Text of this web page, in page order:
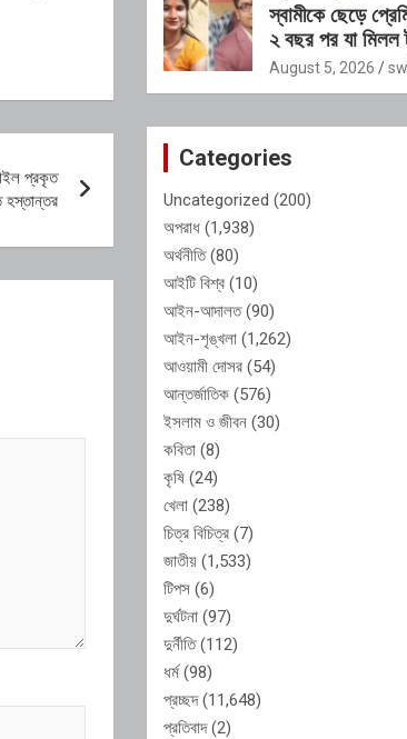
প্রকৃত
হস্তান্তর
স্বামীকে ছেড়ে
২ বছর পর যা মিলল
উঠছে সবাই
August 5, 2026
Categories
Uncategorized (200)
অপরাধ (1,938)
অর্থনীতি(80)
আইটি বিশ্ব (10)
আইন-আদালত(90)
আইন-শৃঙ্খলা (1,262)
আওয়ামী দোসর (54)
আন্তর্জাতিক (576)
ইসলাম ও জীবন (30)
কবিতা (8)
কৃষি (24)
খেলা (238)
চিত্র বিচিত্র (7)
জাতীয় (1,533)
টিপস (6)
দুর্ঘটনা (97)
দুর্নীতি(112)
ধর্ম(98)
প্রচ্ছদ(11,648)
প্রতিবাদ(2)